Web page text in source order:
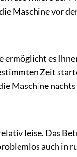
Maschine vor
es
Zeit
Maschine nachts
leise. Das
auch in